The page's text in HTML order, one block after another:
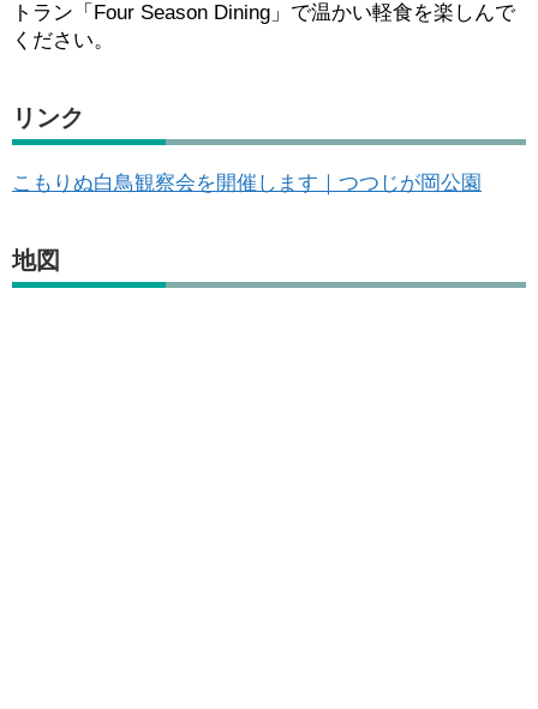
トラン「Four Season Dining」で温かい軽食を楽しんで
ください。
リンク
こもりぬ白鳥観察会を開催します｜つつじが岡公園
地図